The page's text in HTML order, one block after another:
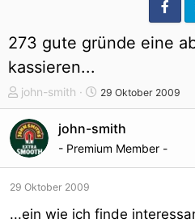
273 gute gründe eine
kassieren...
T
h
e
m
e
s
t
john-smith
S
t
a
t
29 Oktober 2009
john-smith
- Premium Member -
29 Oktober 2009
...ein wie ich finde